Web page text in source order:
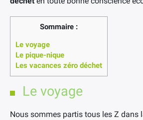
Sommaire :
Le voyage
Le pique-nique
Les vacances zéro déchet
Le voyage
Nous sommes partis tous les Z dans